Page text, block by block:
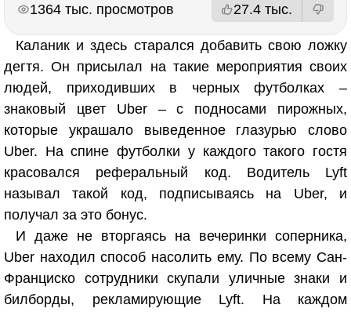
1364 тыс. просмотров 27.4 тыс.
Каланик и здесь старался добавить свою ложку
дегтя. Он присылал на такие мероприятия своих
людей, приходивших в черных футболках –
знаковый цвет Uber – с подносами пирожных,
которые украшало выведенное глазурью слово
Uber. На спине футболки у каждого такого гостя
красовался реферальный код. Водитель Lyft
называл такой код, подписываясь на Uber, и
получал за это бонус.
И даже не вторгаясь на вечеринки соперника,
Uber находил способ насолить ему. По всему Сан-
Франциско сотрудники скупали уличные знаки и
билборды, рекламирующие Lyft. На каждом